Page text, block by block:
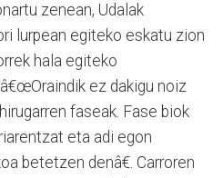
zenean, Udalak
lurpean egiteko eskatu zion
hala egiteko
ez dakigu noiz
faseak. Fase biok
eta adi egon
betetzen denâ€. Carroren